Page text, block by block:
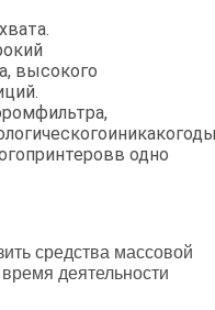
высокого
одно
средства массовой
деятельности